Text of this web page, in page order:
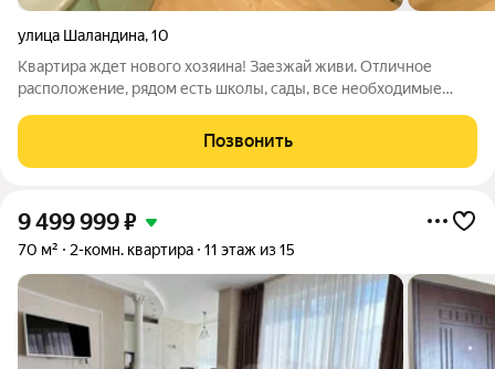
улица Шаландина,10
Квартира ждет нового хозяина! Заезжай живи. Отличное
расположение, рядом есть школы, сады, все необходимые
детская площадка. В шаговой доступности находиться
остановка.Причина продажи- расширение
Позвонить
9 499 999₽
70 м² 2-комн. квартира 11 этаж из 15